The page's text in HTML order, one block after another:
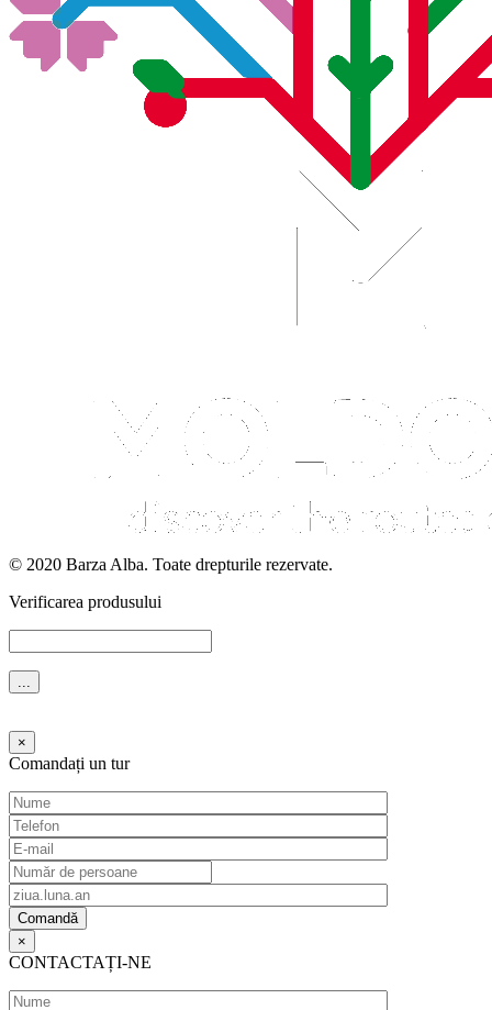
© 2020 Barza Alba. Toate drepturile rezervate.
Verificarea produsului
×
Comandați un tur
×
CONTACTAȚI-NE